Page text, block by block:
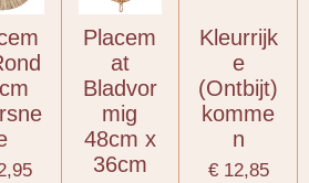
Placem
at
Bladvor
mig
48cm x
36cm
Kleurrijk
e
(Ontbijt)
komme
n
€ 12,85